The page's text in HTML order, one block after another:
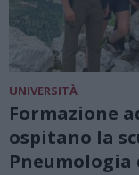
UNIVERSITÀ
Formazione
ospitano la
Pneumologia